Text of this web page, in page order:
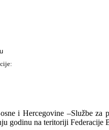
i Hercegovine –Službe za
godinu na teritoriji Federacije